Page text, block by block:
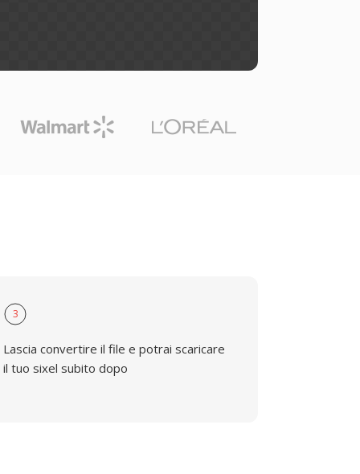
3
Lascia convertire il file e potrai scaricare
il tuo sixel subito dopo